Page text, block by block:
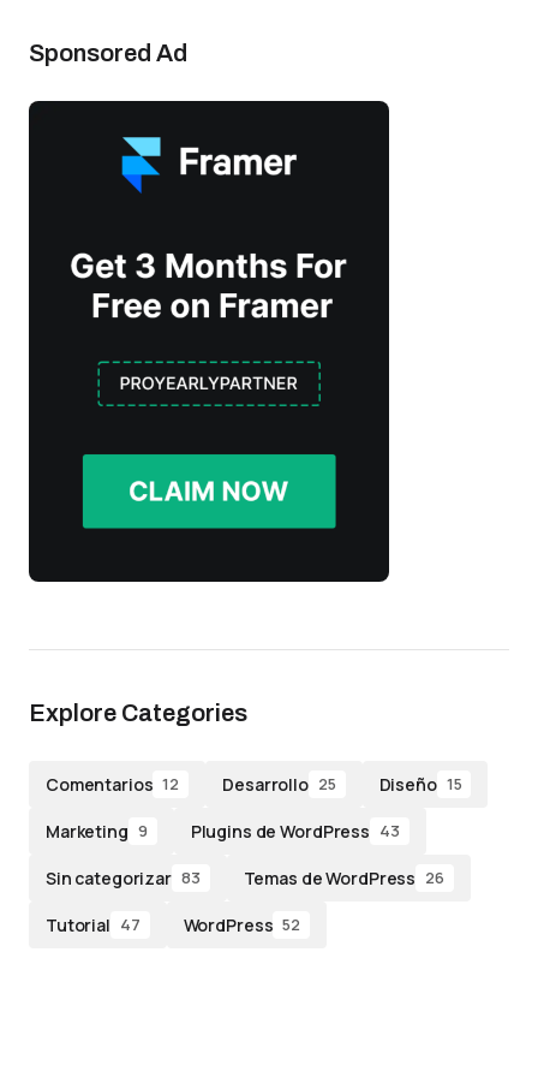
Sponsored Ad
Explore Categories
Comentarios 12 Desarrollo 25 Diseño 15
Marketing 9 Plugins de WordPress 43
Sin categorizar 83 Temas de WordPress 26
Tutorial 47 WordPress 52